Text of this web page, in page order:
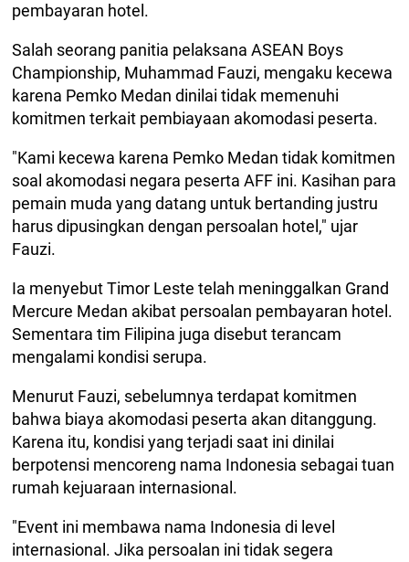
pembayaran hotel.
Salah seorang panitia pelaksana ASEAN Boys
Championship, Muhammad Fauzi, mengaku kecewa
karena Pemko Medan dinilai tidak memenuhi
komitmen terkait pembiayaan akomodasi peserta.
"Kami kecewa karena Pemko Medan tidak komitmen
soal akomodasi negara peserta AFF ini. Kasihan para
pemain muda yang datang untuk bertanding justru
harus dipusingkan dengan persoalan hotel," ujar
Fauzi.
Ia menyebut Timor Leste telah meninggalkan Grand
Mercure Medan akibat persoalan pembayaran hotel.
Sementara tim Filipina juga disebut terancam
mengalami kondisi serupa.
Menurut Fauzi, sebelumnya terdapat komitmen
bahwa biaya akomodasi peserta akan ditanggung.
Karena itu, kondisi yang terjadi saat ini dinilai
berpotensi mencoreng nama Indonesia sebagai tuan
rumah kejuaraan internasional.
"Event ini membawa nama Indonesia di level
internasional. Jika persoalan ini tidak segera